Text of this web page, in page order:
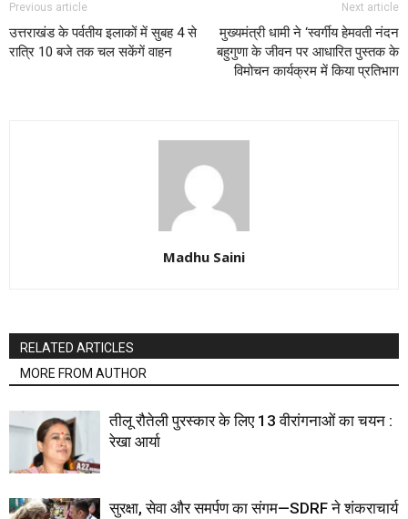
Previous article
उत्तराखंड के पर्वतीय इलाकों में सुबह 4 से
रात्रि 10 बजे तक चल सकेंगें वाहन
Next article
मुख्यमंत्री धामी ने ‘स्वर्गीय हेमवती नंदन
बहुगुणा के जीवन पर आधारित पुस्तक के
विमोचन कार्यक्रम में किया प्रतिभाग
Madhu Saini
RELATED ARTICLES
MORE FROM AUTHOR
तीलू रौतेली पुरस्कार के लिए 13 वीरांगनाओं का चयन :
रेखा आर्या
सुरक्षा, सेवा और समर्पण का संगम—SDRF ने शंकराचार्य